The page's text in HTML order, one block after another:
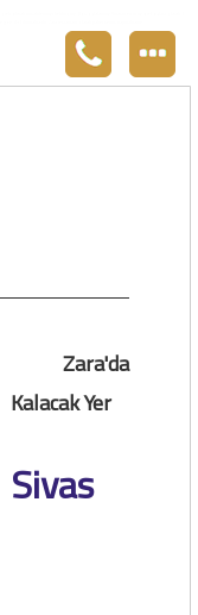
Zara'da
Kalacak Yer
Sivas